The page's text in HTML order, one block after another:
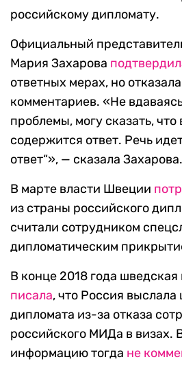
российскому дипломату.
Официальный
Мария Захарова
ответных мерах, но
комментариев. «Не
проблемы, могу сказать,
содержится ответ. Речь
ответ“», — сказала Захарова.
В марте власти Швеции
из страны российского
считали сотрудником
дипломатическим
В конце 2018 года шведская
писала, что Россия выслала
дипломата из-за отказа
российского МИДа в визах.
информацию тогда не